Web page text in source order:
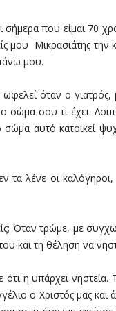
σήμερα που είμαι 70
μου  Μικρασιάτης
μου.
όταν ο γιατρός,
σώμα σου τι έχει.
αυτό κατοικεί
τα λένε οι
Όταν τρώμε, με
και τη θέληση να
η υπάρχει νηστεία.
ο Χριστός μας και